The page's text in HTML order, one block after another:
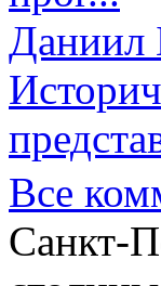
Даниил
Все
Санкт-